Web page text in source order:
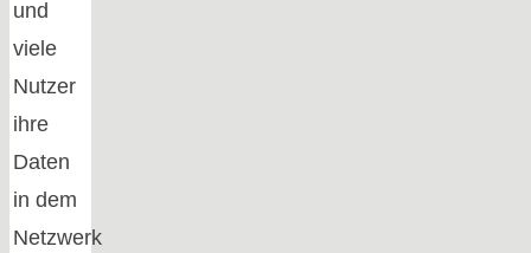
und
viele
Nutzer
ihre
Daten
in dem
Netzwerk